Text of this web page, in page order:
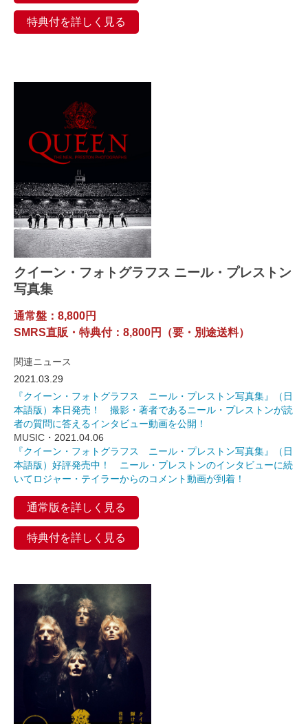
特典付を詳しく見る
クイーン・フォトグラフス ニール・プレストン
写真集
通常盤：8,800円
SMRS直販・特典付：8,800円（要・別途送料）
関連ニュース
2021.03.29
『クイーン・フォトグラフス ニール・プレストン写真集』（日
本語版）本日発売！ 撮影・著者であるニール・プレストンが読
者の質問に答えるインタビュー動画を公開！
MUSIC ・2021.04.06
『クイーン・フォトグラフス ニール・プレストン写真集』（日
本語版）好評発売中！ ニール・プレストンのインタビューに続
いてロジャー・テイラーからのコメント動画が到着！
通常版を詳しく見る
特典付を詳しく見る